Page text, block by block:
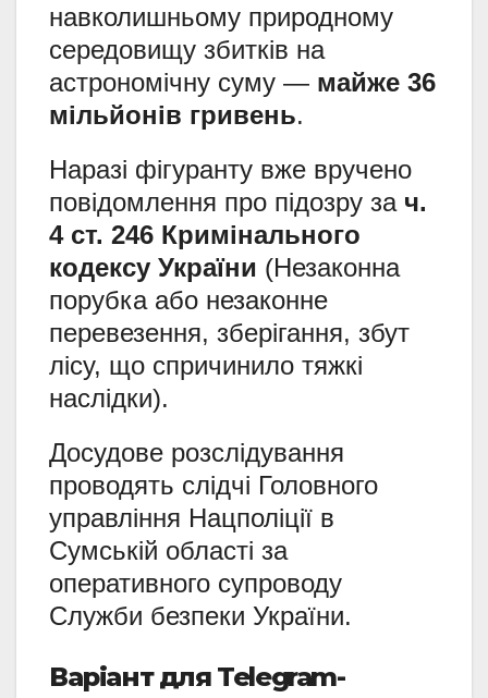
навколишньому природному
середовищу збитків на
астрономічну суму — майже 36
мільйонів гривень.
Наразі фігуранту вже вручено
повідомлення про підозру за ч.
4 ст. 246 Кримінального
кодексу України (Незаконна
порубка або незаконне
перевезення, зберігання, збут
лісу, що спричинило тяжкі
наслідки).
Досудове розслідування
проводять слідчі Головного
управління Нацполіції в
Сумській області за
оперативного супроводу
Служби безпеки України.
Варіант для Telegram-